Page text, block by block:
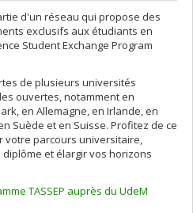
d'un réseau qui propose des
exclusifs aux étudiants en
Student Exchange Program
de plusieurs universités
ouvertes, notamment en
en Allemagne, en Irlande, en
Suède et en Suisse. Profitez de ce
votre parcours universitaire,
et élargir vos horizons
TASSEP auprès du UdeM